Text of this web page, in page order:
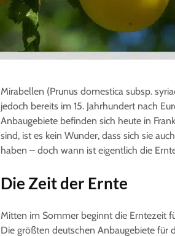
Mirabellen (Prunus domestica subsp.
jedoch bereits im 15. Jahrhundert nach
Anbaugebiete befinden sich heute in
sind, ist es kein Wunder, dass sich sie
haben – doch wann ist eigentlich die
Die Zeit der Ernte
Mitten im Sommer beginnt die Erntezeit
Die größten deutschen Anbaugebiete für